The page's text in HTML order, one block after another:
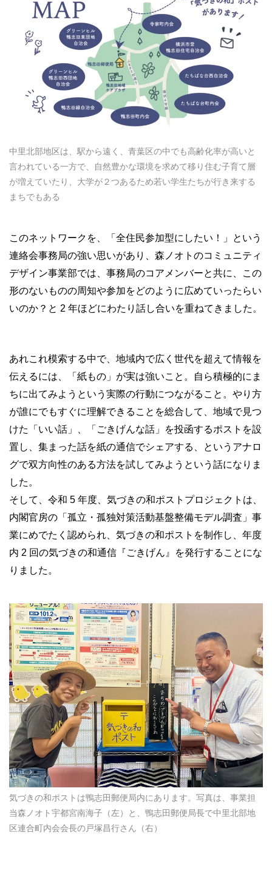
中里北部地区は、駅から遠く、青葉区の中でも高齢化率が高いと
言われている一方で、自然豊かな環境を求めて移り住む子育て層
が増えていたり、大学が２つあるため若い学生たちが行き来する
まちでもある
このネットワークを、「全住民参加型にしたい！」という
連絡会事務局の強い思いがあり、森ノオトのコミュニティ
デザイン事業部では、事務局のコアメンバーと共に、この
形のないものの周知や参加をどのように広めていったらい
いのか？と 2 年ほどにわたり話し合いを重ねてきました。
あれこれ模索する中で、地域内で広く世代を超えて情報を
伝えるには、「紙もの」が実は強いこと。自ら積極的にま
ちに出てみようという実際の行動につながること。やり方
が誰にでもすぐに理解できることを総合して、地域で見つ
けた「いい話」、「ごきげんな話」を投函するポストを設
置し、集まった話を紙の通信でシェアする、というアナロ
グで双方向性のある方法を試してみようという話になりま
した。
そして、令和 5 年度、気づきの和ポストプロジェクトは、
内閣官房の「孤立・孤独対策活動基盤整備モデル調査」事
業にめでたく認められ、気づきの和ポストを制作し、年度
内 2 回の気づきの和通信『ごきげん』を発行することにな
りました。
気づきの和ポストは鴨志田郵便局内にあります。写真は、事業担
当森ノオト宇都宮南海子（左）と、鴨志田郵便局長で中里北部地
区連合町内会会長の戸塚昌行さん（右）